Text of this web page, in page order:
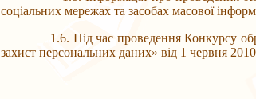
соціальних мережах та засобах масової
1.6. Під час проведення Конкурсу
захист персональних даних» від 1 червня